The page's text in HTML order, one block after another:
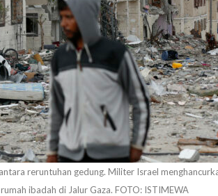
reruntuhan gedung. Militer Israel
rumah ibadah di Jalur Gaza. FOTO: ISTIMEWA